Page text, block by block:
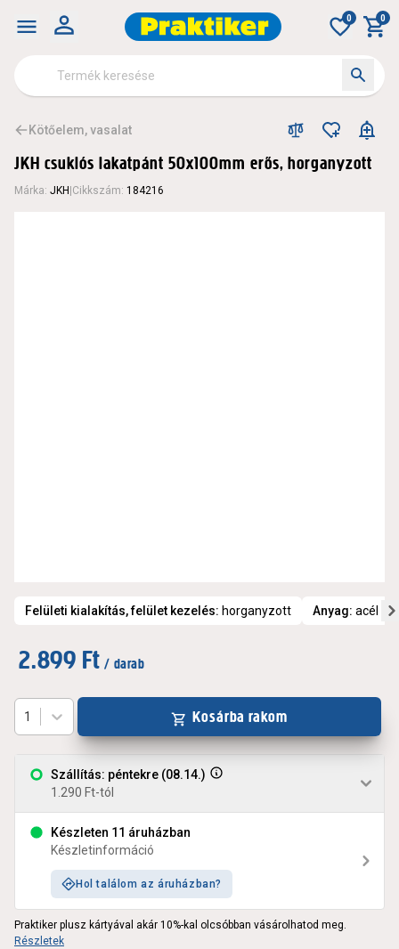
0 0
Kötőelem, vasalat
JKH csuklós lakatpánt 50x100mm erős, horganyzott
Márka: JKH Cikkszám: 184216
Felületi kialakítás, felület kezelés: horganyzott Anyag: acél
2.899 Ft / darab
Szállítás: péntekre (08.14.)
1.290 Ft-tól
Készleten 11 áruházban
Készletinformáció
Hol találom az áruházban?
1 Kosárba rakom
Praktiker plusz kártyával akár 10%-kal olcsóbban vásárolhatod meg.
Részletek